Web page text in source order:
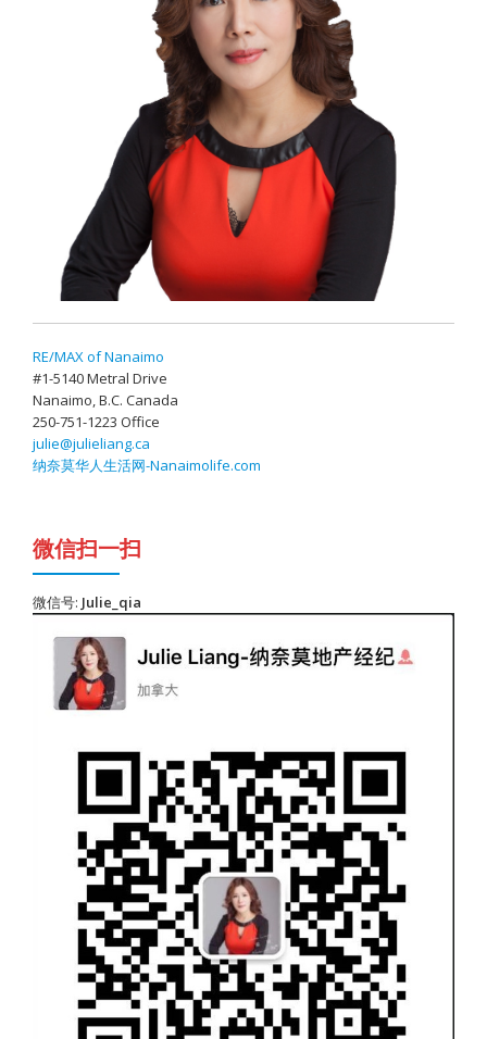
RE/MAX of Nanaimo
#1-5140 Metral Drive
Nanaimo, B.C. Canada
250-751-1223 Office
julie@julieliang.ca
纳奈莫华人生活网-Nanaimolife.com
微信扫一扫
微信号: Julie_qia